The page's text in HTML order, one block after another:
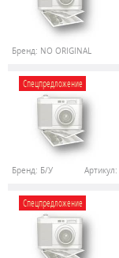
Бренд: NO ORIGINAL
Спецпредложение
Бренд: Б/У Артикул:
Спецпредложение